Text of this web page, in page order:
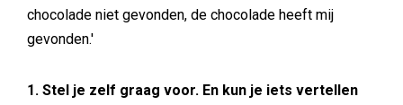
chocolade niet gevonden, de chocolade heeft mij
gevonden.'
1. Stel je zelf graag voor. En kun je iets vertellen